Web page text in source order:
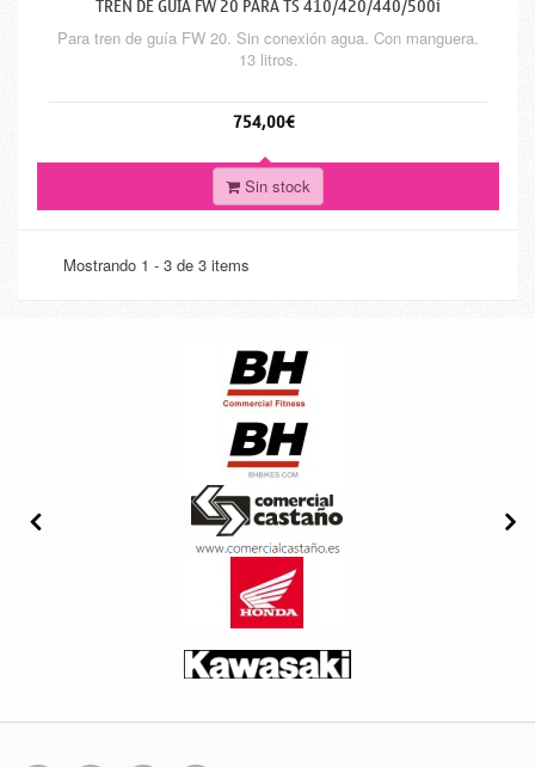
TREN DE GUÍA FW 20 PARA TS 410/420/440/500i
Para tren de guía FW 20. Sin conexión agua. Con manguera.
13 litros.
754,00€
Sin stock
Mostrando 1 - 3 de 3 items